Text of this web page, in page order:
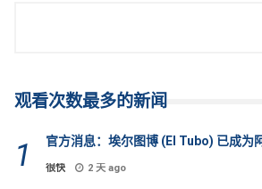
观看次数最多的新闻
官方消息：埃尔图博 (El Tubo) 已成为
很快 2 天 ago